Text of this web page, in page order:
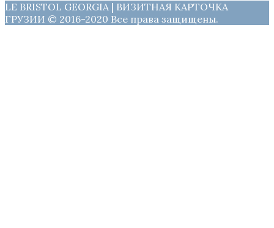
LE BRISTOL GEORGIA | ВИЗИТНАЯ КАРТОЧКА
ГРУЗИИ © 2016-2020 Все права защищены.